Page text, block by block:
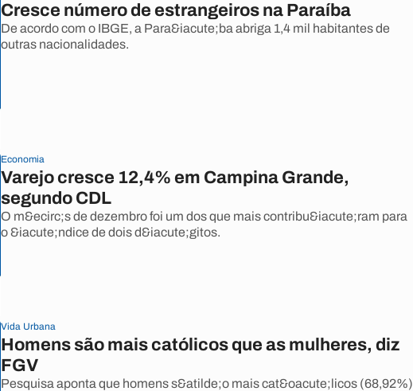
Cresce número de estrangeiros na Paraíba
De acordo com o IBGE, a Para&iacute;ba abriga 1,4 mil habitantes de
outras nacionalidades.
Economia
Varejo cresce 12,4% em Campina Grande,
segundo CDL
O m&ecirc;s de dezembro foi um dos que mais contribu&iacute;ram para
o &iacute;ndice de dois d&iacute;gitos.
Vida Urbana
Homens são mais católicos que as mulheres, diz
FGV
Pesquisa aponta que homens s&atilde;o mais cat&oacute;licos (68,92%)